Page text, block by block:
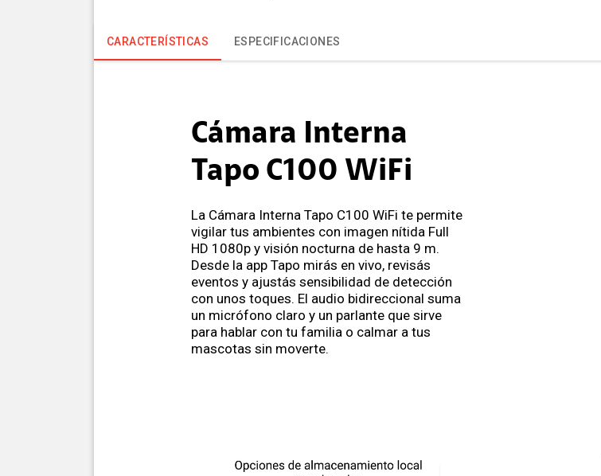
CARACTERÍSTICAS ESPECIFICACIONES
Cámara Interna
Tapo C100 WiFi
La Cámara Interna Tapo C100 WiFi te permite
vigilar tus ambientes con imagen nítida Full
HD 1080p y visión nocturna de hasta 9 m.
Desde la app Tapo mirás en vivo, revisás
eventos y ajustás sensibilidad de detección
con unos toques. El audio bidireccional suma
un micrófono claro y un parlante que sirve
para hablar con tu familia o calmar a tus
mascotas sin moverte.